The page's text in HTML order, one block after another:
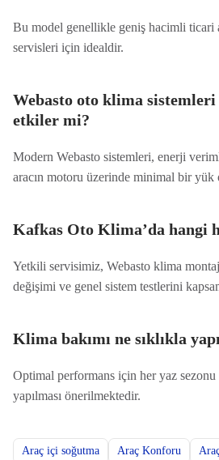
Bu model genellikle geniş hacimli ticari
servisleri için idealdir.
Webasto oto klima
etkiler mi?
Modern Webasto sistemleri, enerji
aracın motoru üzerinde minimal bir yük
Kafkas Oto Klima’da hangi
Yetkili servisimiz, Webasto klima
değişimi ve genel sistem testlerini
Klima bakımı ne sıklıkla
Optimal performans için her yaz sezonu
yapılması önerilmektedir.
Araç içi soğutma Araç Konforu